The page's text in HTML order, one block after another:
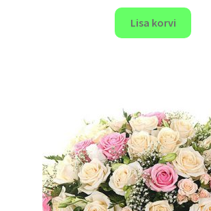
Lisa korvi